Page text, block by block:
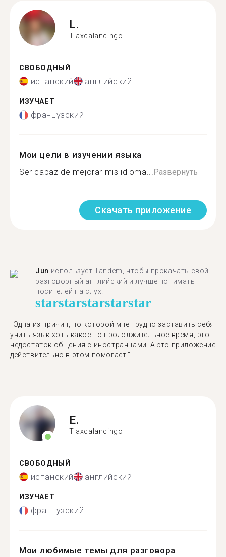
L.
Tlaxcalancingo
СВОБОДНЫЙ
испанский английский
ИЗУЧАЕТ
французский
Мои цели в изучении языка
Ser capaz de mejorar mis idioma...Развернуть
Скачать приложение
Jun использует Tandem, чтобы прокачать свой
разговорный английский и лучше понимать
носителей на слух.
starstarstarstarstar
"Одна из причин, по которой мне трудно заставить себя
учить язык хоть какое-то продолжительное время, это
недостаток общения с иностранцами. А это приложение
действительно в этом помогает."
E.
Tlaxcalancingo
СВОБОДНЫЙ
испанский английский
ИЗУЧАЕТ
французский
Мои любимые темы для разговора